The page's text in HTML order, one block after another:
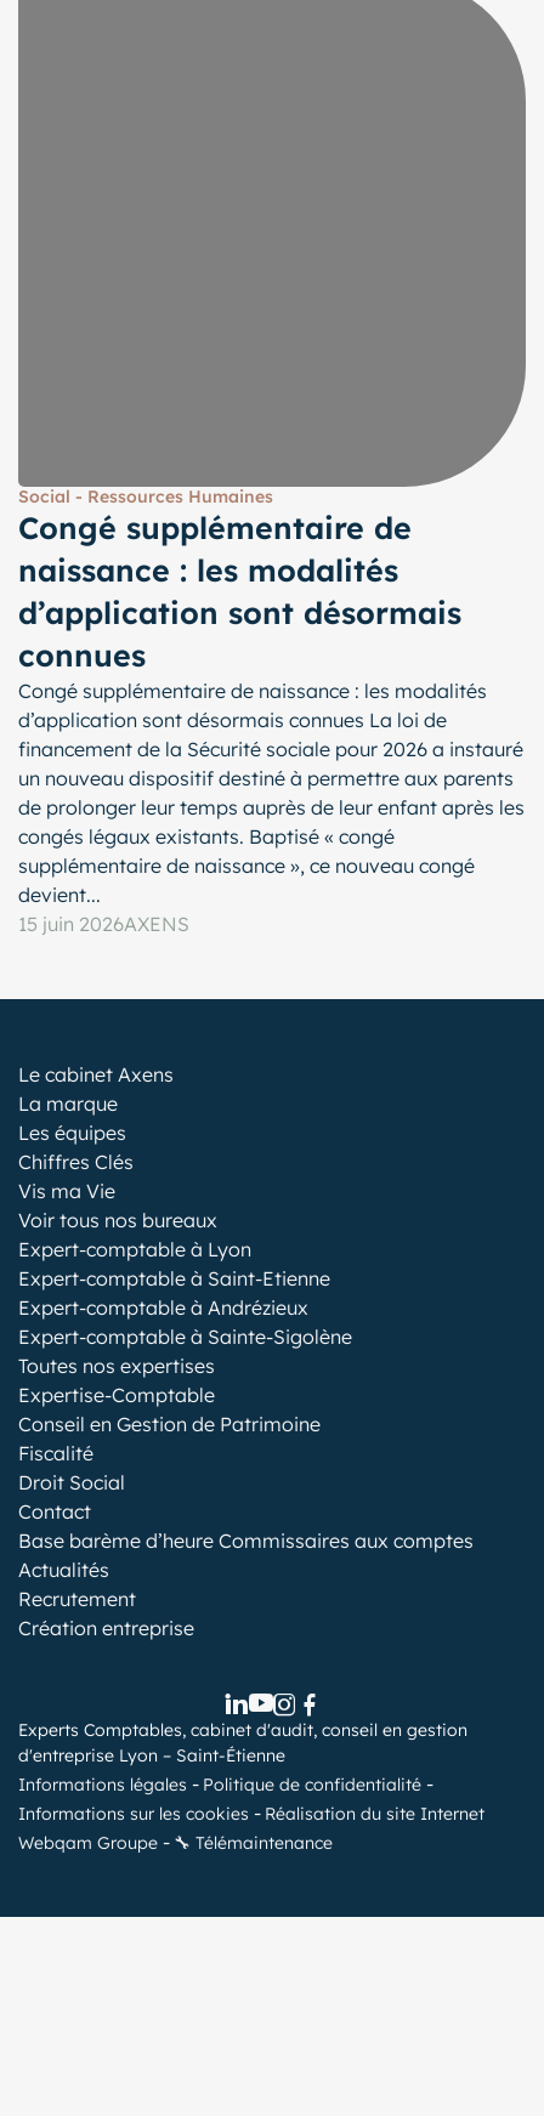
Social - Ressources Humaines
Congé supplémentaire de
naissance : les modalités
d’application sont désormais
connues
Congé supplémentaire de naissance : les modalités
d’application sont désormais connues La loi de
financement de la Sécurité sociale pour 2026 a instauré
un nouveau dispositif destiné à permettre aux parents
de prolonger leur temps auprès de leur enfant après les
congés légaux existants. Baptisé « congé
supplémentaire de naissance », ce nouveau congé
devient...
15 juin 2026AXENS
Le cabinet Axens
La marque
Les équipes
Chiffres Clés
Vis ma Vie
Voir tous nos bureaux
Expert-comptable à Lyon
Expert-comptable à Saint-Etienne
Expert-comptable à Andrézieux
Expert-comptable à Sainte-Sigolène
Toutes nos expertises
Expertise-Comptable
Conseil en Gestion de Patrimoine
Fiscalité
Droit Social
Contact
Base barème d’heure Commissaires aux comptes
Actualités
Recrutement
Création entreprise
Experts Comptables, cabinet d'audit, conseil en gestion
d'entreprise Lyon – Saint-Étienne
Informations légales
Politique de confidentialité
Informations sur les cookies
Réalisation du site Internet
Webqam Groupe
🔧 Télémaintenance